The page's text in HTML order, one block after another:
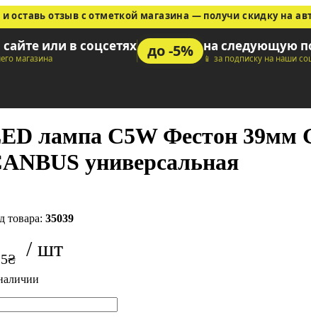
оставь отзыв с отметкой магазина — получи скидку на
или в соцсетях
магазина до -5% на следующую
📱 за подписку на наши
лампа C5W Фестон 39мм
универсальная
35039
₴